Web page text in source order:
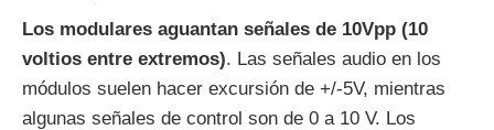
Los modulares aguantan señales de 10Vpp (10
voltios entre extremos). Las señales audio en los
módulos suelen hacer excursión de +/-5V, mientras
algunas señales de control son de 0 a 10 V. Los